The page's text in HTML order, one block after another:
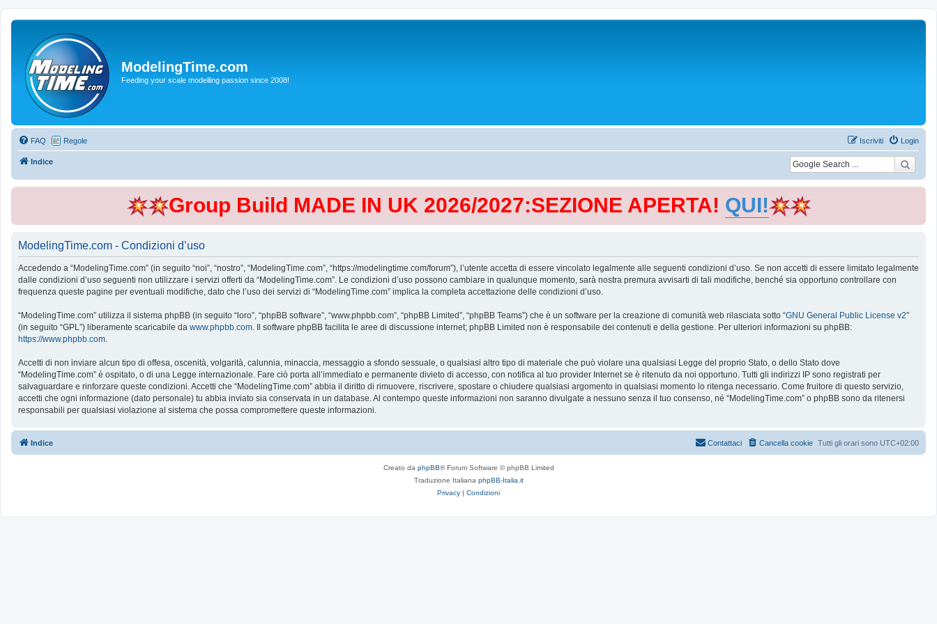
ModelingTime.com
Feeding your scale modelling passion since 2008!
FAQ Regole Login
Iscriviti
Indice
Group Build MADE IN UK 2026/2027:SEZIONE APERTA! QUI!
ModelingTime.com - Condizioni d’uso
Accedendo a “ModelingTime.com” (in seguito “noi”, “nostro”, “ModelingTime.com”, “https://modelingtime.com/forum”), l’utente accetta di essere vincolato legalmente alle seguenti condizioni d’uso. Se non accetti di essere limitato legalmente
dalle condizioni d’uso seguenti non utilizzare i servizi offerti da “ModelingTime.com”. Le condizioni d’uso possono cambiare in qualunque momento, sarà nostra premura avvisarti di tali modifiche, benché sia opportuno controllare con
frequenza queste pagine per eventuali modifiche, dato che l’uso dei servizi di “ModelingTime.com” implica la completa accettazione delle condizioni d’uso.
“ModelingTime.com” utilizza il sistema phpBB (in seguito “loro”, “phpBB software”, “www.phpbb.com”, “phpBB Limited”, “phpBB Teams”) che è un software per la creazione di comunità web rilasciata sotto “GNU General Public License v2”
(in seguito “GPL”) liberamente scaricabile da www.phpbb.com. Il software phpBB facilita le aree di discussione internet; phpBB Limited non è responsabile dei contenuti e della gestione. Per ulteriori informazioni su phpBB:
https://www.phpbb.com.
Accetti di non inviare alcun tipo di offesa, oscenità, volgarità, calunnia, minaccia, messaggio a sfondo sessuale, o qualsiasi altro tipo di materiale che può violare una qualsiasi Legge del proprio Stato, o dello Stato dove
“ModelingTime.com” è ospitato, o di una Legge internazionale. Fare ciò porta all’immediato e permanente divieto di accesso, con notifica al tuo provider Internet se è ritenuto da noi opportuno. Tutti gli indirizzi IP sono registrati per
salvaguardare e rinforzare queste condizioni. Accetti che “ModelingTime.com” abbia il diritto di rimuovere, riscrivere, spostare o chiudere qualsiasi argomento in qualsiasi momento lo ritenga necessario. Come fruitore di questo servizio,
accetti che ogni informazione (dato personale) tu abbia inviato sia conservata in un database. Al contempo queste informazioni non saranno divulgate a nessuno senza il tuo consenso, né “ModelingTime.com” o phpBB sono da ritenersi
responsabili per qualsiasi violazione al sistema che possa compromettere queste informazioni.
Indice Tutti gli orari sono UTC+02:00
Cancella cookie
Contattaci
Creato da phpBB® Forum Software © phpBB Limited
Traduzione Italiana phpBB-Italia.it
Privacy | Condizioni